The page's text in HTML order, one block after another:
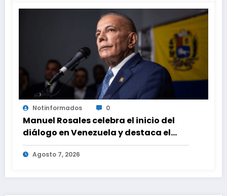
Notinformados 0
Manuel Rosales celebra el inicio del
diálogo en Venezuela y destaca el
respaldo de EEUU
Agosto 7, 2026